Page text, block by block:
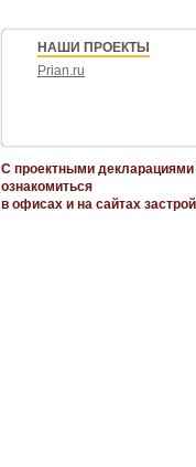
НАШИ ПРОЕКТЫ
Prian.ru
С проектными
ознакомиться
в офисах и на сайтах